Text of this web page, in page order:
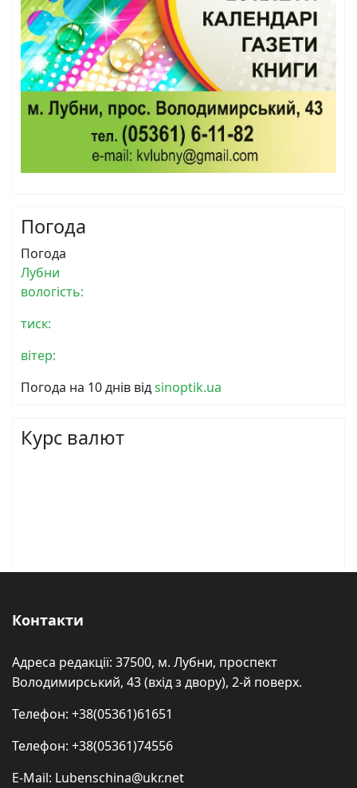
Погода
Погода
Лубни
вологість:
тиск:
вітер:
Погода на 10 днів відsinoptik.ua
Курс валют
Контакти
Адреса редакції: 37500, м. Лубни, проспект
Володимирський, 43 (вхід з двору), 2-й поверх.
Телефон: +38(05361)61651
Телефон: +38(05361)74556
E-Mail: Lubenschina@ukr.net